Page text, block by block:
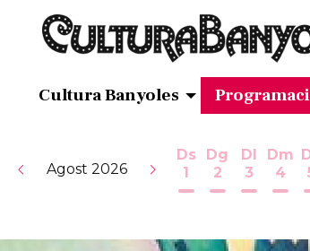
Cultura Banyoles
Agost 2026
Ds
1
Dissabte 1
Dg
2
Diumenge
Dl
3
Dilluns
Dm
4